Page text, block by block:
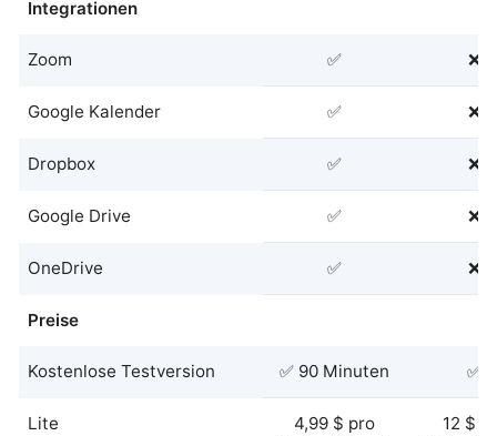
Integrationen
Zoom ✅ ❌
Google Kalender ✅ ❌
Dropbox ✅ ❌
Google Drive ✅ ❌
OneDrive ✅ ❌
Preise
Kostenlose Testversion ✅ 90 Minuten ✅
Lite
4,99 $ pro
12 $